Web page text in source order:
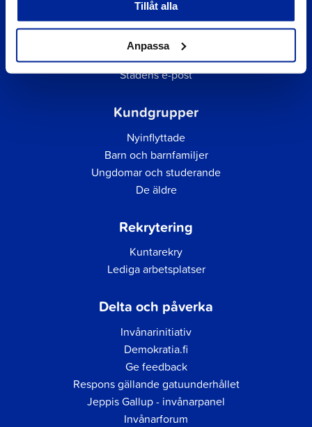
Tillåt alla
Anpassa
Daghemmens och skolornas matsedel
Faktureringsadress för inköpsfakturor
Lediga tomter
Stadens e-post
Kundgrupper
Nyinflyttade
Barn och barnfamiljer
Ungdomar och studerande
De äldre
Rekrytering
Kuntarekry
Lediga arbetsplatser
Delta och påverka
Invånarinitiativ
Demokratia.fi
Ge feedback
Respons gällande gatuunderhållet
Jeppis Gallup - invånarpanel
Invånarforum